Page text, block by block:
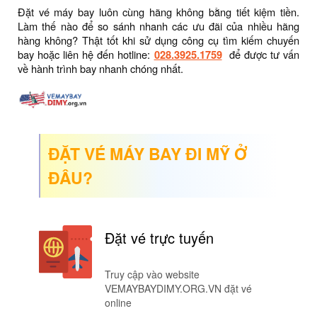
Đặt vé máy bay luôn cùng hãng không bằng tiết kiệm tiền.
Làm thế nào để so sánh nhanh các ưu đãi của nhiều hãng
hàng không? Thật tốt khi sử dụng công cụ tìm kiếm chuyến
bay hoặc liên hệ đến hotline: 028.3925.1759để được tư vấn
về hành trình bay nhanh chóng nhất.
ĐẶT VÉ MÁY BAY ĐI MỸ Ở
ĐÂU?
Đặt vé trực tuyến
Truy cập vào website
VEMAYBAYDIMY.ORG.VN đặt vé
online